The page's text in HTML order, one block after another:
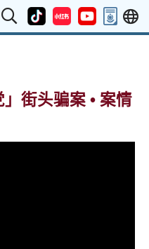
」街头骗案 • 案情